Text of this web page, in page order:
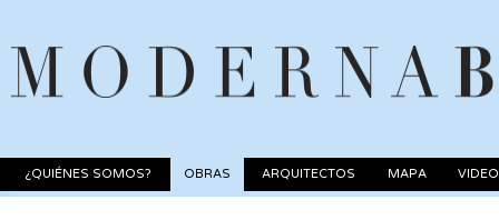
¿QUIÉNES SOMOS? OBRAS ARQUITECTOS MAPA